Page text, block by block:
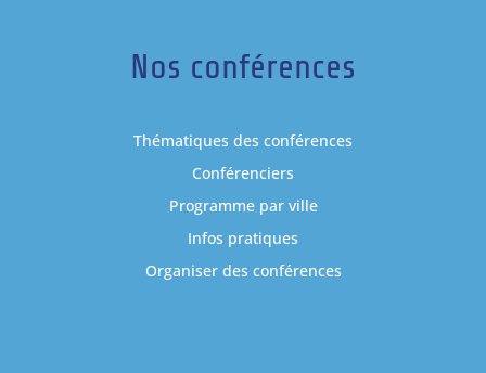
Nos conférences
Thématiques des conférences
Conférenciers
Programme par ville
Infos pratiques
Organiser des conférences